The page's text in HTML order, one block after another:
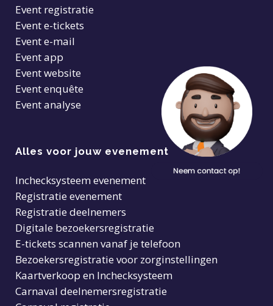
Event registratie
Event e-tickets
Event e-mail
Event app
Event website
Event enquête
Event analyse
Alles voor jouw evenement
Inchecksysteem evenement
Registratie evenement
Registratie deelnemers
Digitale bezoekersregistratie
E-tickets scannen vanaf je telefoon
Bezoekersregistratie voor zorginstellingen
Kaartverkoop en Inchecksysteem
Carnaval deelnemersregistratie